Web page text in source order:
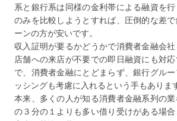
系と銀行系は同様の金利帯による融資を
のみを比較しようとすれば、圧倒的な差
ーンの方が安いです。
収入証明が要るかどうかで消費者金融会社
店舗への来店が不要での即日融資にも対
で、消費者金融にとどまらず、銀行グル
ッシングも考慮に入れるという手もありま
本来、多くの人が知る消費者金融系列の
の３分の１よりも多い借り受けがある場